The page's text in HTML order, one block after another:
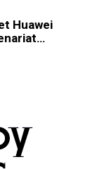
Huawei